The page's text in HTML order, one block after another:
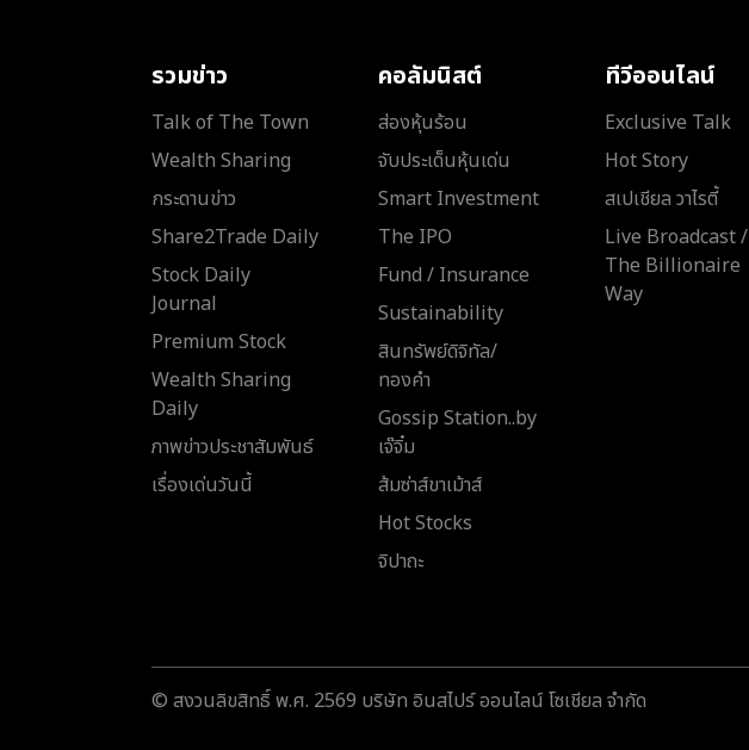
รวมข่าว
Talk of The Town
Wealth Sharing
กระดานข่าว
Share2Trade Daily
Stock Daily
Journal
Premium Stock
Wealth Sharing
Daily
ภาพข่าวประชาสัมพันธ์
เรื่องเด่นวันนี้
คอลัมนิสต์
ส่องหุ้นร้อน
จับประเด็นหุ้นเด่น
Smart Investment
The IPO
Fund / Insurance
Sustainability
สินทรัพย์ดิจิทัล/
ทองคำ
Gossip Station..by
เจ๊จิ๋ม
ส้มซ่าส์ขาเม้าส์
Hot Stocks
จิปาถะ
ทีวีออนไลน์
Exclusive Talk
Hot Story
สเปเชียล วาไรตี้
Live Broadcast /
The Billionaire
Way
© สงวนลิขสิทธิ์ พ.ศ. 2569 บริษัท อินสไปร์ ออนไลน์ โซเชียล จำกัด